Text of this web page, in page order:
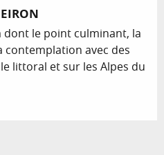
dont le point culminant, la
contemplation avec des
littoral et sur les Alpes du